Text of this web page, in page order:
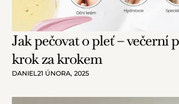
Jak pečovat o pleť – večerní
krok za krokem
DANIEL21 ÚNORA, 2025